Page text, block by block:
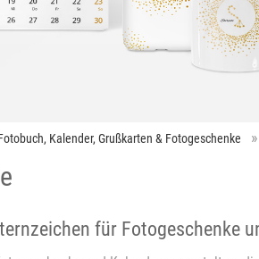
Kalender, Grußkarten & Fotogeschenke
für Fotogeschenke